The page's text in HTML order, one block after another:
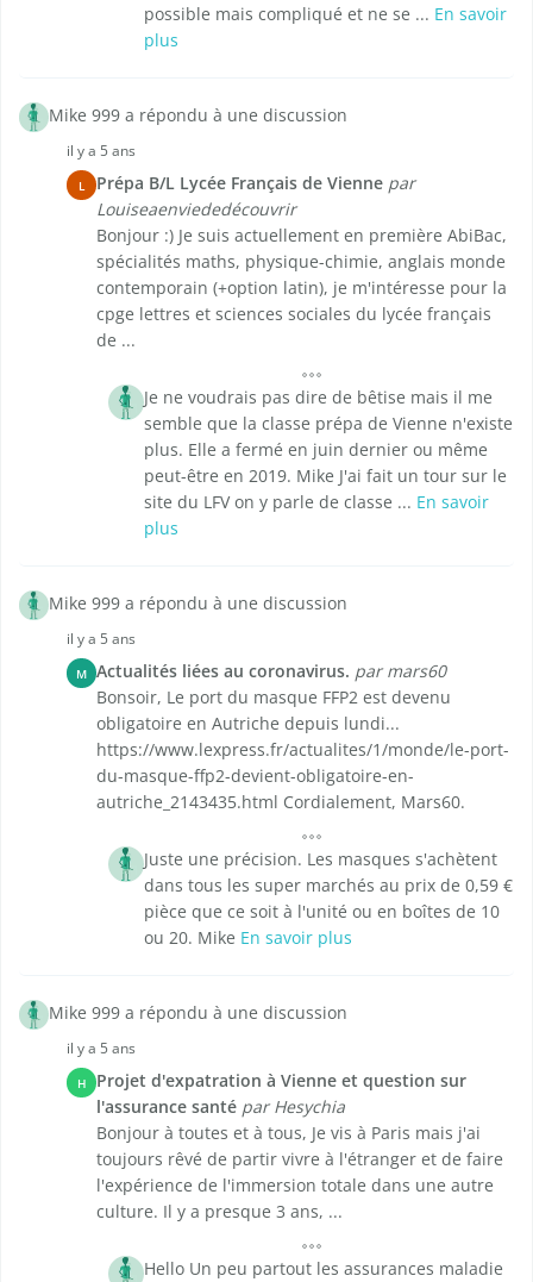
possible mais compliqué et ne se ... En savoir
plus
Mike 999 a répondu à une discussion
il y a 5 ans
L Prépa B/L Lycée Français de Vienne par
Louiseaenviededécouvrir
Bonjour :) Je suis actuellement en première AbiBac,
spécialités maths, physique-chimie, anglais monde
contemporain (+option latin), je m'intéresse pour la
cpge lettres et sciences sociales du lycée français
de ...
Je ne voudrais pas dire de bêtise mais il me
semble que la classe prépa de Vienne n'existe
plus. Elle a fermé en juin dernier ou même
peut-être en 2019. Mike J'ai fait un tour sur le
site du LFV on y parle de classe ... En savoir
plus
Mike 999 a répondu à une discussion
il y a 5 ans
M Actualités liées au coronavirus. par mars60
Bonsoir, Le port du masque FFP2 est devenu
obligatoire en Autriche depuis lundi...
https://www.lexpress.fr/actualites/1/monde/le-port-
du-masque-ffp2-devient-obligatoire-en-
autriche_2143435.html Cordialement, Mars60.
Juste une précision. Les masques s'achètent
dans tous les super marchés au prix de 0,59 €
pièce que ce soit à l'unité ou en boîtes de 10
ou 20. Mike En savoir plus
Mike 999 a répondu à une discussion
il y a 5 ans
H
Projet d'expatration à Vienne et question sur
l'assurance santé par Hesychia
Bonjour à toutes et à tous, Je vis à Paris mais j'ai
toujours rêvé de partir vivre à l'étranger et de faire
l'expérience de l'immersion totale dans une autre
culture. Il y a presque 3 ans, ...
Hello Un peu partout les assurances maladie